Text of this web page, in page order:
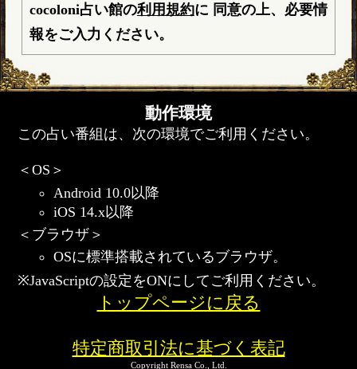
cocoloni占い館の利用規約に 同意の上、必要情
報をご入力ください。
動作環境
この占い番組は、次の環境でご利用ください。
＜OS＞
Android 10.0以降
iOS 14.x以降
＜ブラウザ＞
OSに標準搭載されているブラウザ。
※JavaScriptの設定をONにしてご利用ください。
トップページに戻る
特定商取引法に基づく表記
Copyright Rensa Co., Ltd.